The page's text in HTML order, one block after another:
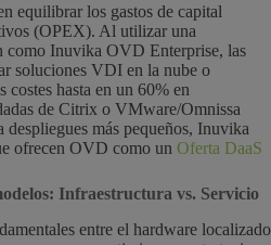
equilibrar los gastos de capital
(OPEX). Al utilizar una
como Inuvika OVD Enterprise, las
soluciones VDI en la nube o
costes hasta en un 60% en
de Citrix o VMware/Omnissa
más pequeños, Inuvika
ofrecen OVD como un Oferta DaaS
Infraestructura vs. Servicio
entre el hardware localizado